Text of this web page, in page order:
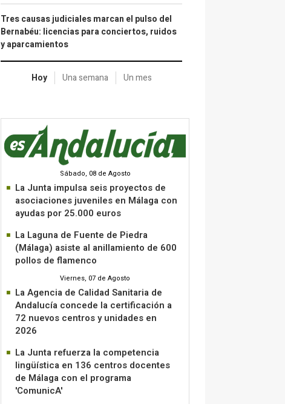
Tres causas judiciales marcan el pulso del
Bernabéu: licencias para conciertos, ruidos
y aparcamientos
Hoy Una semana Un mes
Sábado, 08 de Agosto
La Junta impulsa seis proyectos de
asociaciones juveniles en Málaga con
ayudas por 25.000 euros
La Laguna de Fuente de Piedra
(Málaga) asiste al anillamiento de 600
pollos de flamenco
Viernes, 07 de Agosto
La Agencia de Calidad Sanitaria de
Andalucía concede la certificación a
72 nuevos centros y unidades en
2026
La Junta refuerza la competencia
lingüística en 136 centros docentes
de Málaga con el programa
'ComunicA'